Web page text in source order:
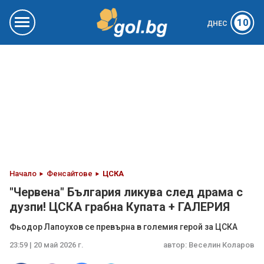
ДНЕС 10
Начало Фенсайтове ЦСКА
"Червена" България ликува след драма с
дузпи! ЦСКА грабна Купата + ГАЛЕРИЯ
Фьодор Лапоухов се превърна в големия герой за ЦСКА
23:59 | 20 май 2026 г. автор: Веселин Коларов